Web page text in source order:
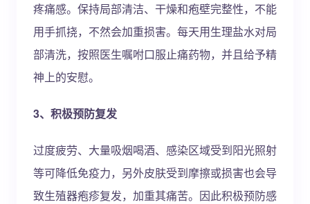
疼痛感。保持局部清洁、干燥和疱壁完整性，不能
用手抓挠，不然会加重损害。每天用生理盐水对局
部清洗，按照医生嘱咐口服止痛药物，并且给予精
神上的安慰。
3、积极预防复发
过度疲劳、大量吸烟喝酒、感染区域受到阳光照射
等可降低免疫力，另外皮肤受到摩擦或损害也会导
致生殖器疱疹复发，加重其痛苦。因此积极预防感